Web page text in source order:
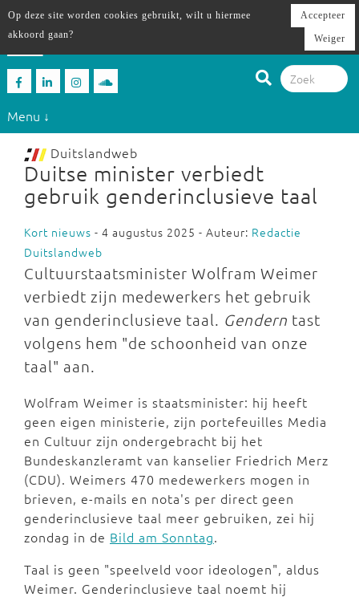
Menu ↓
Duitslandweb
Duitse minister verbiedt
gebruik genderinclusieve taal
Kort nieuws - 4 augustus 2025 - Auteur: Redactie
Duitslandweb
Cultuurstaatsminister Wolfram Weimer
verbiedt zijn medewerkers het gebruik
van genderinclusieve taal. Gendern tast
volgens hem "de schoonheid van onze
taal" aan.
Wolfram Weimer is staatsminister: hij heeft
geen eigen ministerie, zijn portefeuilles Media
en Cultuur zijn ondergebracht bij het
Bundeskanzleramt van kanselier Friedrich Merz
(CDU). Weimers 470 medewerkers mogen in
brieven, e-mails en nota's per direct geen
genderinclusieve taal meer gebruiken, zei hij
zondag in de Bild am Sonntag.
Taal is geen "speelveld voor ideologen", aldus
Weimer. Genderinclusieve taal noemt hij
Op deze site worden cookies gebruikt, wilt u hiermee
akkoord gaan?
Accepteer
Weiger